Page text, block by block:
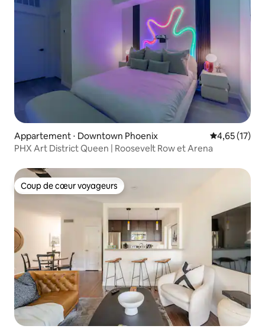
Appartement ⋅ Downtown Phoenix Évaluation
4,65 (17)
PHX Art District Queen | Roosevelt Row et Arena
Coup de cœur voyageurs
Coup de cœur voyageurs